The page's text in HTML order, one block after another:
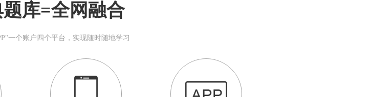
库=全网融合
一个账户四个平台，实现随时随地学习